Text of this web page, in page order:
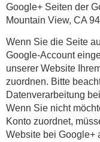
Google+ Seiten der
Mountain View, CA
Wenn Sie die Seite
Google-Account
unserer Website
zuordnen. Bitte
Datenverarbeitung
Wenn Sie nicht
Konto zuordnet,
Website bei Google+